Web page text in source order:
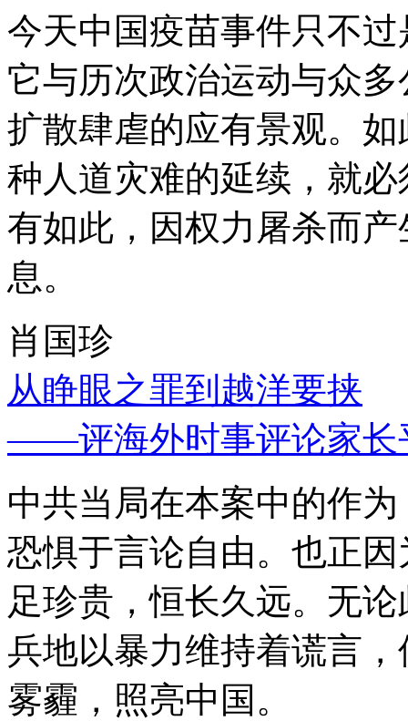
今天中国疫苗事件只不
它与历次政治运动与众
扩散肆虐的应有景观。
种人道灾难的延续，就
有如此，因权力屠杀而
息。
肖国珍
从睁眼之罪到越洋要挟
——评海外时事评论家长
中共当局在本案中的作
恐惧于言论自由。也正
足珍贵，恒长久远。无
兵地以暴力维持着谎言
雾霾，照亮中国。